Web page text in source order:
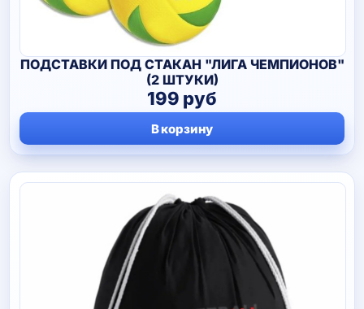
ПОДСТАВКИ ПОД СТАКАН "ЛИГА ЧЕМПИОНОВ"
(2 ШТУКИ)
199 руб
В корзину